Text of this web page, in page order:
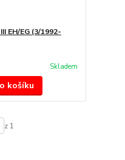
EH/EG (3/1992-
Skladem
košíku
z 1